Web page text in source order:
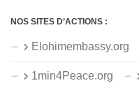
NOS SITES D’ACTIONS :
Elohimembassy.org
1min4Peace.org